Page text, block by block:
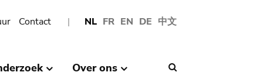
NL FR EN DE 中文
Contact
Over ons